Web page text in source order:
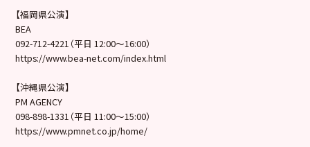
【福岡県公演】
BEA
092-712-4221（平日 12:00〜16:00）
https://www.bea-net.com/index.html
【沖縄県公演】
PM AGENCY
098-898-1331（平日 11:00〜15:00）
https://www.pmnet.co.jp/home/